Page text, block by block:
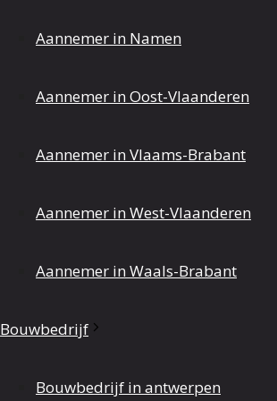
Aannemer in Namen
Aannemer in Oost-Vlaanderen
Aannemer in Vlaams-Brabant
Aannemer in West-Vlaanderen
Aannemer in Waals-Brabant
Bouwbedrijf
Bouwbedrijf in antwerpen